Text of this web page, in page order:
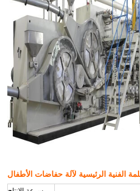
الفنية الرئيسية لآلة حفاضات الأطفال